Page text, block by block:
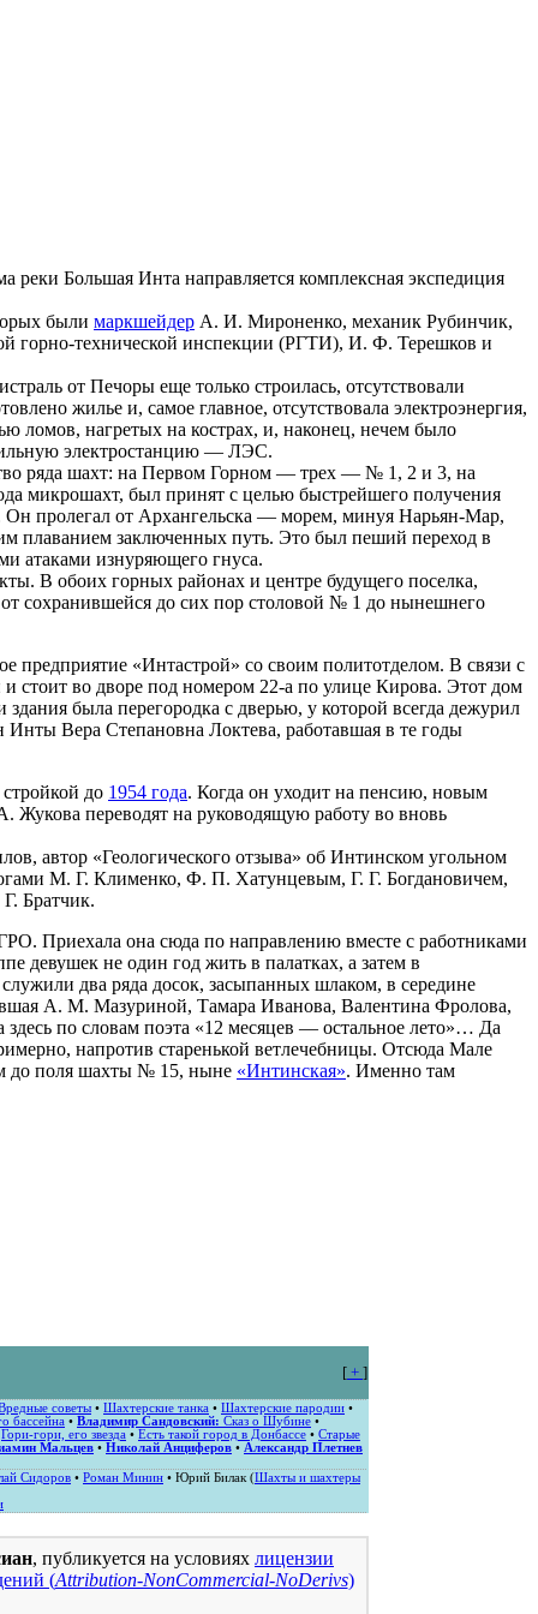
реки Большая Инта направляется комплексная экспедиция
были маркшейдер А. И. Мироненко, механик Рубинчик,
горно-технической инспекции (РГТИ), И. Ф. Терешков и
от Печоры еще только строилась, отсутствовали
жилье и, самое главное, отсутствовала электроэнергия,
ломов, нагретых на кострах, и, наконец, нечем было
электростанцию — ЛЭС.
ряда шахт: на Первом Горном — трех — № 1, 2 и 3, на
микрошахт, был принят с целью быстрейшего получения
Он пролегал от Архангельска — морем, минуя Нарьян-Мар,
плаванием заключенных путь. Это был пеший переход в
атаками изнуряющего гнуса.
В обоих горных районах и центре будущего поселка,
сохранившейся до сих пор столовой № 1 до нынешнего
предприятие «Интастрой» со своим политотделом. В связи с
стоит во дворе под номером 22-а по улице Кирова. Этот дом
была перегородка с дверью, у которой всегда дежурил
Инты Вера Степановна Локтева, работавшая в те годы
до 1954 года. Когда он уходит на пенсию, новым
Жукова переводят на руководящую работу во вновь
автор «Геологического отзыва» об Интинском угольном
М. Г. Клименко, Ф. П. Хатунцевым, Г. Г. Богдановичем,
Братчик.
Приехала она сюда по направлению вместе с работниками
девушек не один год жить в палатках, а затем в
два ряда досок, засыпанных шлаком, в середине
А. М. Мазуриной, Тамара Иванова, Валентина Фролова,
по словам поэта «12 месяцев — остальное лето»… Да
напротив старенькой ветлечебницы. Отсюда Мале
до поля шахты № 15, ныне «Интинская». Именно там
[ + ]
советы • Шахтерские танка • Шахтерские пародии •
бассейна • Владимир Сандовский: Сказ о Шубине •
Гори-гори, его звезда • Есть такой город в Донбассе • Старые
Мальцев • Николай Анциферов • Александр Плетнев
Сидоров • Роман Минин • Юрий Билак (Шахты и шахтеры
, публикуется на условиях лицензии
(Attribution-NonCommercial-NoDerivs)